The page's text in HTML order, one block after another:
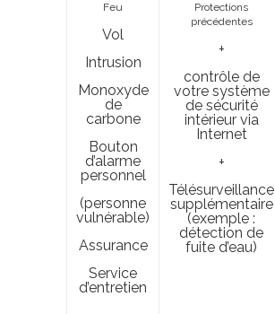
Feu
Vol
Intrusion
Monoxyde
de
carbone
Bouton
d’alarme
personnel
(personne
vulnérable)
Assurance
Service
d’entretien
Protections
précédentes
+
contrôle de
votre système
de sécurité
intérieur via
Internet
+
Télésurveillance
supplémentaire
(exemple :
détection de
fuite d’eau)